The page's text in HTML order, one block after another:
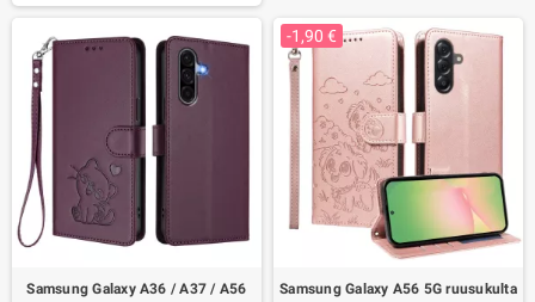
Samsung Galaxy A36 / A37 / A56
-1,90 €
Samsung Galaxy A56 5G ruusukulta